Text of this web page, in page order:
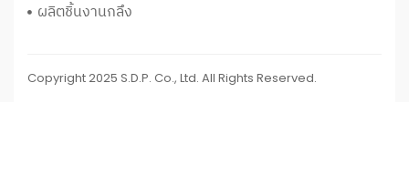
ผลิตชิ้นงานกลึง
Copyright 2025 S.D.P. Co., Ltd. All Rights Reserved.